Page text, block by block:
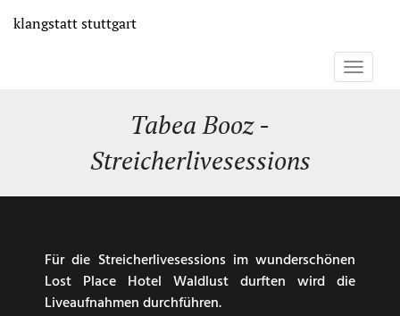
zum
klangstattstuttgart
Toggle
Tabea Booz -
Streicherlivesessions
Für die Streicherlivesessions im wunderschönen
Lost Place Hotel Waldlust durften wird die
Liveaufnahmen durchführen.